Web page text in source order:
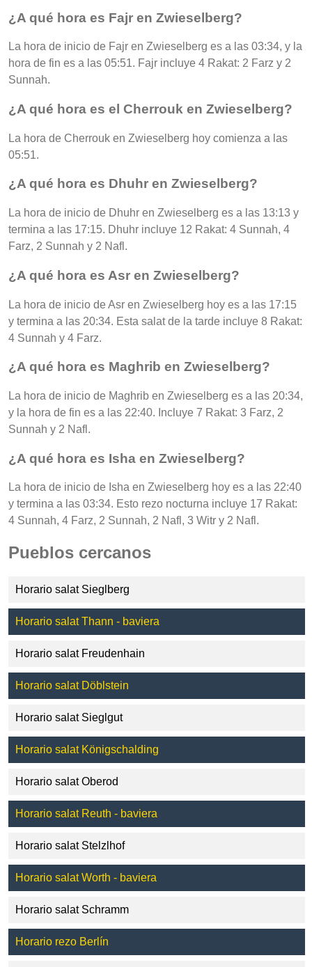
¿A qué hora es Fajr en Zwieselberg?
La hora de inicio de Fajr en Zwieselberg es a las 03:34, y la
hora de fin es a las 05:51. Fajr incluye 4 Rakat: 2 Farz y 2
Sunnah.
¿A qué hora es el Cherrouk en Zwieselberg?
La hora de Cherrouk en Zwieselberg hoy comienza a las
05:51.
¿A qué hora es Dhuhr en Zwieselberg?
La hora de inicio de Dhuhr en Zwieselberg es a las 13:13 y
termina a las 17:15. Dhuhr incluye 12 Rakat: 4 Sunnah, 4
Farz, 2 Sunnah y 2 Nafl.
¿A qué hora es Asr en Zwieselberg?
La hora de inicio de Asr en Zwieselberg hoy es a las 17:15
y termina a las 20:34. Esta salat de la tarde incluye 8 Rakat:
4 Sunnah y 4 Farz.
¿A qué hora es Maghrib en Zwieselberg?
La hora de inicio de Maghrib en Zwieselberg es a las 20:34,
y la hora de fin es a las 22:40. Incluye 7 Rakat: 3 Farz, 2
Sunnah y 2 Nafl.
¿A qué hora es Isha en Zwieselberg?
La hora de inicio de Isha en Zwieselberg hoy es a las 22:40
y termina a las 03:34. Esto rezo nocturna incluye 17 Rakat:
4 Sunnah, 4 Farz, 2 Sunnah, 2 Nafl, 3 Witr y 2 Nafl.
Pueblos cercanos
Horario salat Sieglberg
Horario salat Thann - baviera
Horario salat Freudenhain
Horario salat Döblstein
Horario salat Sieglgut
Horario salat Königschalding
Horario salat Oberod
Horario salat Reuth - baviera
Horario salat Stelzlhof
Horario salat Worth - baviera
Horario salat Schramm
Horario rezo Berlín